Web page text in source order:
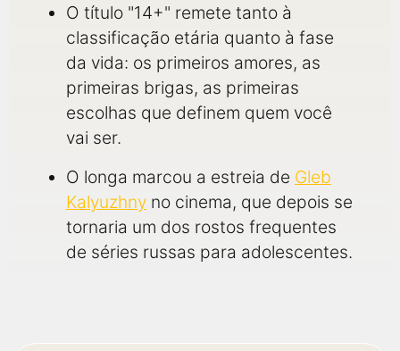
O título "14+" remete tanto à
classificação etária quanto à fase
da vida: os primeiros amores, as
primeiras brigas, as primeiras
escolhas que definem quem você
vai ser.
O longa marcou a estreia de Gleb
Kalyuzhny no cinema, que depois se
tornaria um dos rostos frequentes
de séries russas para adolescentes.